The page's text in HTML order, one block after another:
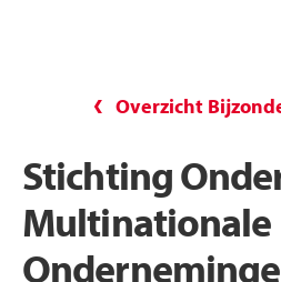
Overzicht
Stichting
Multinationale